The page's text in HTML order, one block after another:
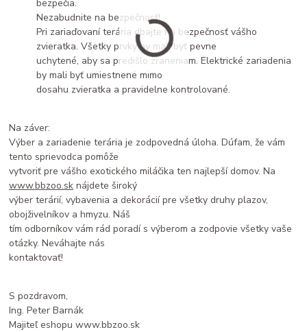
bezpečia.
Nezabudnite na bezpečnosť!
Pri zariaďovaní terária dbajte na bezpečnosť vášho
zvieratka. Všetky prvky by mali byť pevne
uchytené, aby sa predišlo zraneniam. Elektrické zariadenia
by mali byť umiestnené mimo
dosahu zvieratka a pravidelne kontrolované.
Na záver:
Výber a zariadenie terária je zodpovedná úloha. Dúfam, že vám
tento sprievodca pomôže
vytvoriť pre vášho exotického miláčika ten najlepší domov. Na
www.bbzoo.sk nájdete široký
výber terárií, vybavenia a dekorácií pre všetky druhy plazov,
obojživelníkov a hmyzu. Náš
tím odborníkov vám rád poradí s výberom a zodpovie všetky vaše
otázky. Neváhajte nás
kontaktovať!
S pozdravom,
Ing. Peter Barnák
Majiteľ eshopu www.bbzoo.sk